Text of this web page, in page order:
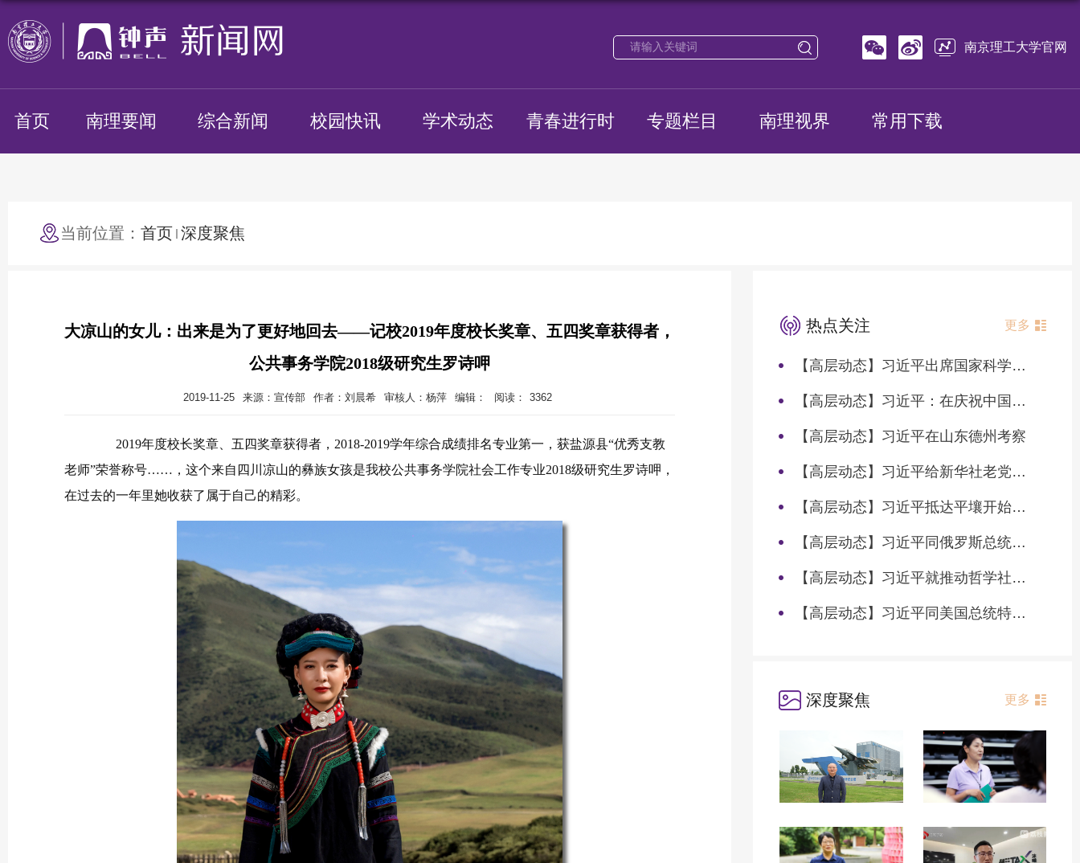
南京理工大学官网
首页 南理要闻 综合新闻 校园快讯 学术动态 青春进行时 专题栏目 南理视界 常用下载
当前位置： 首页 深度聚焦
大凉山的女儿：出来是为了更好地回去——记校2019年度校长奖章、五四奖章获得者，
公共事务学院2018级研究生罗诗呷
2019-11-25 来源：宣传部 作者：刘晨希 审核人：杨萍 编辑： 阅读： 3362
2019年度校长奖章、五四奖章获得者，2018-2019学年综合成绩排名专业第一，获盐源县“优秀支教
老师”荣誉称号……，这个来自四川凉山的彝族女孩是我校公共事务学院社会工作专业2018级研究生罗诗呷，
在过去的一年里她收获了属于自己的精彩。
热点关注 更多
【高层动态】习近平出席国家科学技术奖励大会两院院士大会中国科协第十一次全国代表大会并发表重要讲话
【高层动态】习近平：在庆祝中国共产党成立105周年大会上的讲话
【高层动态】习近平在山东德州考察
【高层动态】习近平给新华社老党员张连生回信强调 传承红色基因 在新征程上书写优异答卷
【高层动态】习近平抵达平壤开始对朝鲜进行国事访问
【高层动态】习近平同俄罗斯总统普京会谈
【高层动态】习近平就推动哲学社会科学高质量发展作出重要指示
【高层动态】习近平同美国总统特朗普会谈
深度聚焦 更多